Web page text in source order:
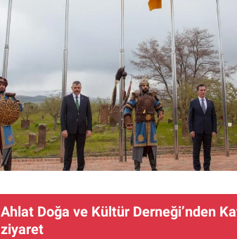
Ahlat Doğa ve Kültür Derneği’nden
ziyaret